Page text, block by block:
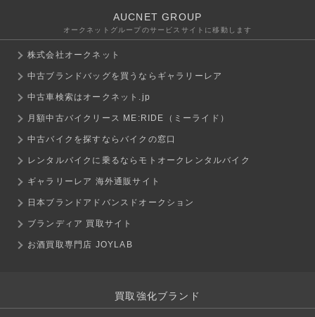
AUCNET GROUP
オークネットグループのサービスサイトに移動します
株式会社オークネット
中古ブランドバッグを買うならギャラリーレア
中古車検索はオークネット.jp
月額中古バイクリース ME:RIDE（ミーライド）
中古バイクを探すならバイクの窓口
レンタルバイクに乗るならモトオークレンタルバイク
ギャラリーレア 海外通販サイト
日本ブランドアドバンスドオークション
ブランディア 買取サイト
お酒買取専門店 JOYLAB
買取強化ブランド